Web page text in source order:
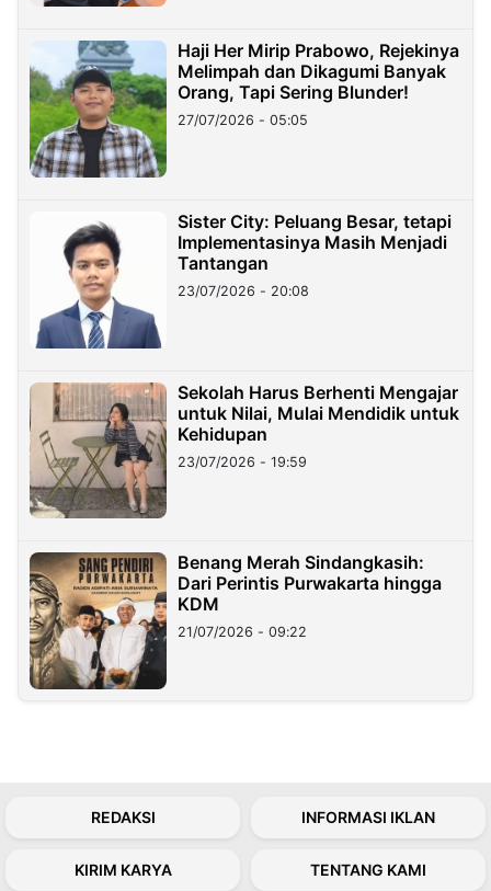
Haji Her Mirip Prabowo, Rejekinya
Melimpah dan Dikagumi Banyak
Orang, Tapi Sering Blunder!
27/07/2026 - 05:05
Sister City: Peluang Besar, tetapi
Implementasinya Masih Menjadi
Tantangan
23/07/2026 - 20:08
Sekolah Harus Berhenti Mengajar
untuk Nilai, Mulai Mendidik untuk
Kehidupan
23/07/2026 - 19:59
Benang Merah Sindangkasih:
Dari Perintis Purwakarta hingga
KDM
21/07/2026 - 09:22
REDAKSI INFORMASI IKLAN
KIRIM KARYA TENTANG KAMI